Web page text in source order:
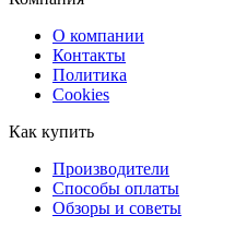
О компании
Контакты
Политика
Cookies
Как купить
Производители
Способы оплаты
Обзоры и советы